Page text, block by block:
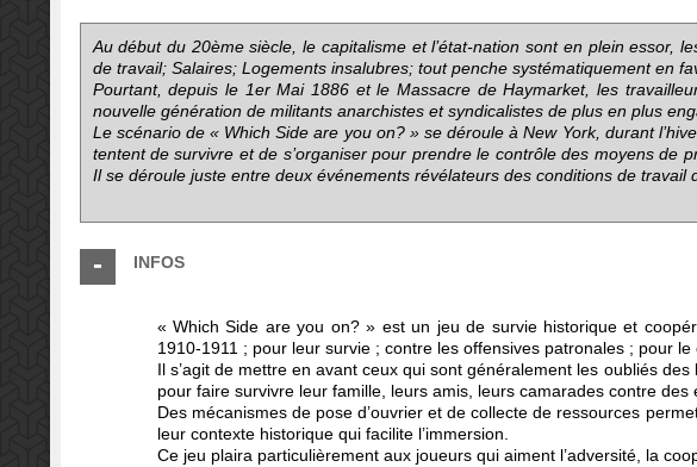
Au début du 20ème siècle, le capitalisme et l’état-nation sont en plein essor,
de travail; Salaires; Logements insalubres; tout penche systématiquement en
Pourtant, depuis le 1er Mai 1886 et le Massacre de Haymarket, les
nouvelle génération de militants anarchistes et syndicalistes de plus en plus
Le scénario de « Which Side are you on? » se déroule à New York, durant
tentent de survivre et de s’organiser pour prendre le contrôle des moyens de
Il se déroule juste entre deux événements révélateurs des conditions de travail
INFOS
« Which Side are you on? » est un jeu de survie historique et
1910-1911 ; pour leur survie ; contre les offensives patronales ; pour
Il s’agit de mettre en avant ceux qui sont généralement les oubliés
pour faire survivre leur famille, leurs amis, leurs camarades contre
Des mécanismes de pose d’ouvrier et de collecte de ressources
leur contexte historique qui facilite l’immersion.
Ce jeu plaira particulièrement aux joueurs qui aiment l’adversité, la